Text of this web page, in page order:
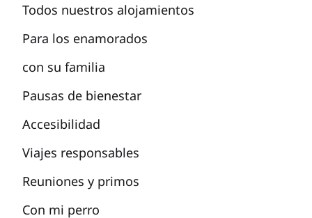
Todos nuestros alojamientos
Para los enamorados
con su familia
Pausas de bienestar
Accesibilidad
Viajes responsables
Reuniones y primos
Con mi perro